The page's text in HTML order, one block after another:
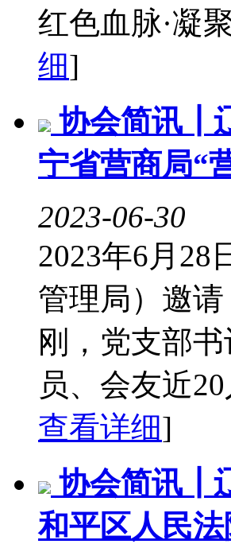
红色血脉·凝
细]
协会简讯┃
宁省营商局“
2023-06-30
2023年6月28
管理局）邀
刚，党支部
员、会友近
查看详细]
协会简讯┃
和平区人民